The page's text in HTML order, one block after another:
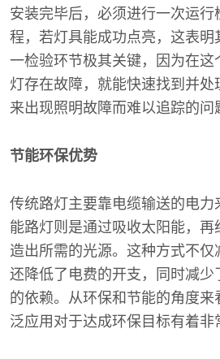
安装完毕后，必须进行一次运行
程，若灯具能成功点亮，这表明
一检验环节极其关键，因为在
灯存在故障，就能快速找到并处
来出现照明故障而难以追踪的问
节能环保优势
传统路灯主要靠电缆输送的电力
能路灯则是通过吸收太阳能，再
造出所需的光源。这种方式不仅
还降低了电费的开支，同时减少
的依赖。从环保和节能的角度
泛应用对于达成环保目标有着非